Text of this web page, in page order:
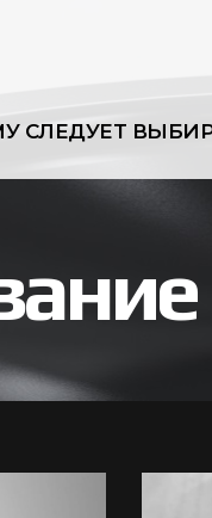
СЛЕДУЕТ